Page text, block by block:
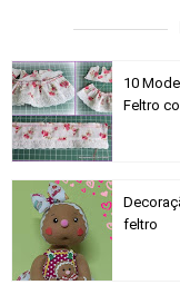
10
Feltro
feltro